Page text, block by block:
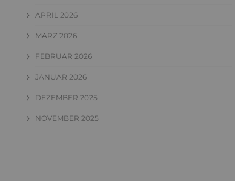
APRIL 2026
MÄRZ 2026
FEBRUAR 2026
JANUAR 2026
DEZEMBER 2025
NOVEMBER 2025